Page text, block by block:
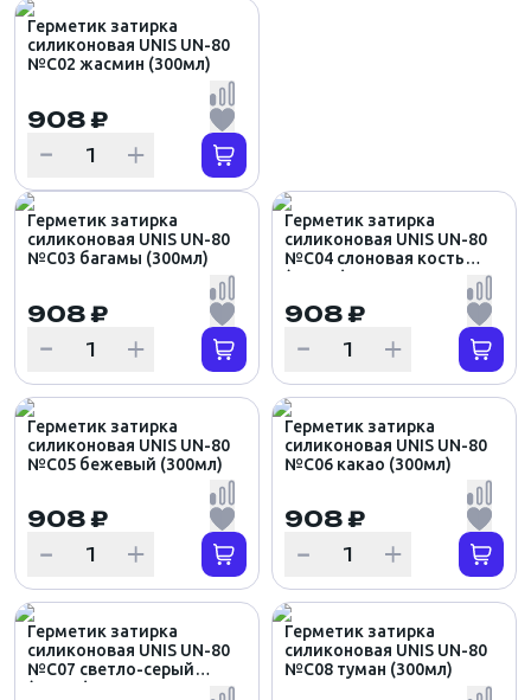
Герметик затирка
силиконовая UNIS UN-80
№С02 жасмин (300мл)
908 ₽
Герметик затирка
силиконовая UNIS UN-80
№С03 багамы (300мл)
908 ₽
Герметик затирка
силиконовая UNIS UN-80
№С04 слоновая кость
(300мл)
908 ₽
Герметик затирка
силиконовая UNIS UN-80
№С05 бежевый (300мл)
908 ₽
Герметик затирка
силиконовая UNIS UN-80
№С06 какао (300мл)
908 ₽
Герметик затирка
силиконовая UNIS UN-80
№С07 светло-серый
(300мл)
Герметик затирка
силиконовая UNIS UN-80
№С08 туман (300мл)